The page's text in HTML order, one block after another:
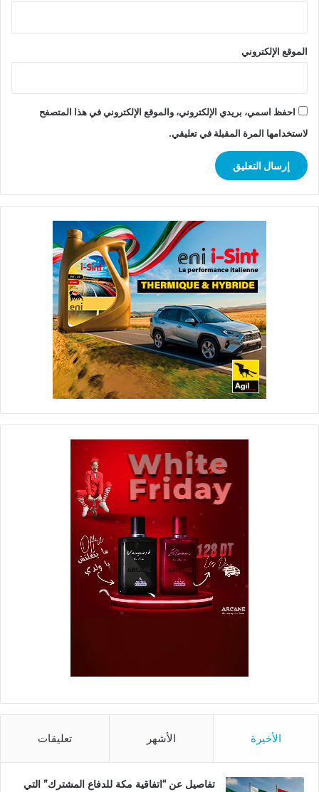
الموقع الإلكتروني
احفظ اسمي، بريدي الإلكتروني، والموقع الإلكتروني في هذا المتصفح
لاستخدامها المرة المقبلة في تعليقي.
الأخيرة الأشهر تعليقات
تفاصيل عن “اتفاقية مكة للدفاع المشترك” التي